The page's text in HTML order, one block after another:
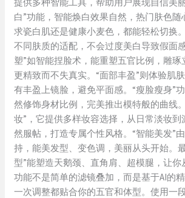
白”功能，智能焕白效果自然，热门肤色随
求瓷白肌还是健康小麦色，都能轻松切换
不同肤质的适配，不会过度美白导致假面
塑”如智能捏脸术，能重塑五官比例，雕
更精致而不失真实。“面部丰盈”则体验肌
有丰盈上镜脸，避免平面感。“瘦脸瘦身”
然修饰身材比例，完美推出模特般的曲线
妆”，它提供多样妆容选择，从日常淡妆到
然服帖，打造专属个性风格。“智能美发”
持，能美发型、变色调，美丽从头开始。
型”能塑造天鹅颈、直角肩、超模腿，让
功能不是简单的滤镜叠加，而是基于AI的
一次调整都贴合你的五官和体型。使用一